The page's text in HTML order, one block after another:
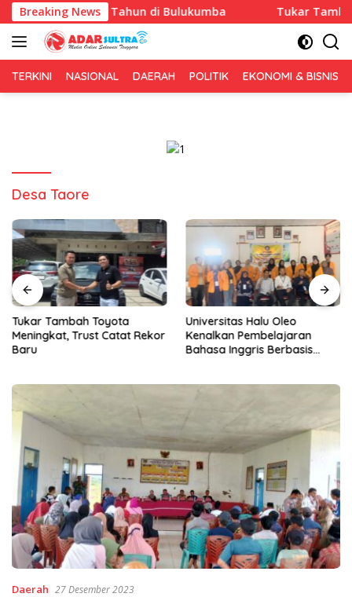
Langsung
ke
konten
Breaking News1 Tahun di Bulukumba Tukar Tambah
TERKINI NASIONAL DAERAH POLITIK EKONOMI & BISNIS
Desa Taore
Tukar Tambah Toyota
Meningkat, Trust Catat Rekor
Baru
Universitas Halu Oleo
Kenalkan Pembelajaran
Bahasa Inggris Berbasis
Daerah 27 Desember 2023